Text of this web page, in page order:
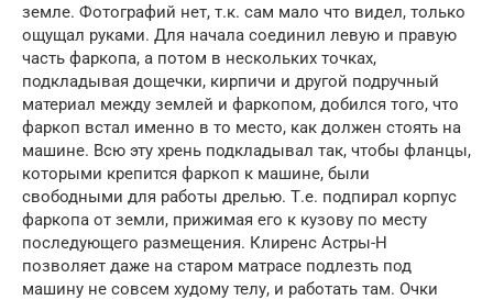
земле. Фотографий нет, т.к. сам мало что видел, только
ощущал руками. Для начала соединил левую и правую
часть фаркопа, а потом в нескольких точках,
подкладывая дощечки, кирпичи и другой подручный
материал между землей и фаркопом, добился того, что
фаркоп встал именно в то место, как должен стоять на
машине. Всю эту хрень подкладывал так, чтобы фланцы,
которыми крепится фаркоп к машине, были
свободными для работы дрелью. Т.е. подпирал корпус
фаркопа от земли, прижимая его к кузову по месту
последующего размещения. Клиренс Астры-Н
позволяет даже на старом матрасе подлезть под
машину не совсем худому телу, и работать там. Очки